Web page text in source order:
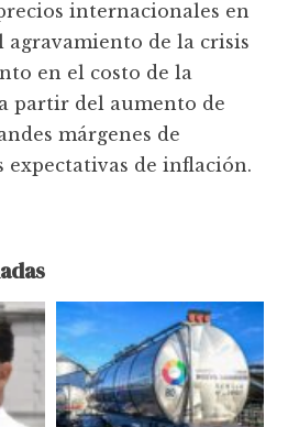
internacionales en
agravamiento de la crisis
en el costo de la
partir del aumento de
márgenes de
expectativas de inflación.